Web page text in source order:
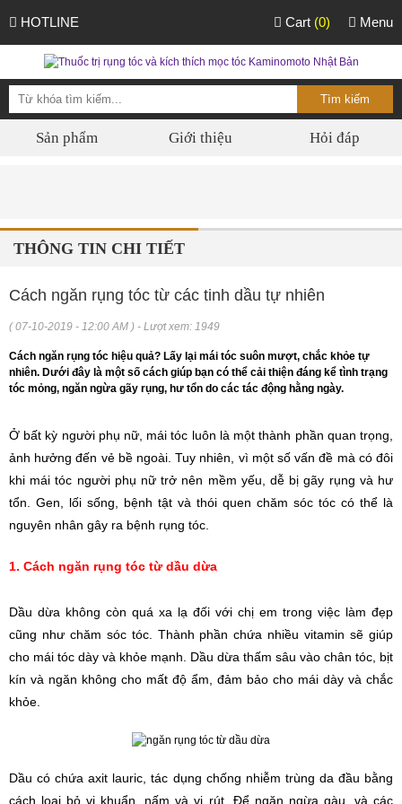
HOTLINE Menu
Cart (0)
Sản phẩm Giới thiệu Hỏi đáp
THÔNG TIN CHI TIẾT
Cách ngăn rụng tóc từ các tinh dầu tự nhiên
( 07-10-2019 - 12:00 AM ) - Lượt xem: 1949
Cách ngăn rụng tóc hiệu quả? Lấy lại mái tóc suôn mượt, chắc khỏe tự
nhiên. Dưới đây là một số cách giúp bạn có thể cải thiện đáng kể tình trạng
tóc mỏng, ngăn ngừa gãy rụng, hư tổn do các tác động hằng ngày.
Ở bất kỳ người phụ nữ, mái tóc luôn là một thành phần quan trọng,
ảnh hưởng đến vẻ bề ngoài. Tuy nhiên, vì một số vấn đề mà có đôi
khi mái tóc người phụ nữ trở nên mềm yếu, dễ bị gãy rụng và hư
tổn. Gen, lối sống, bệnh tật và thói quen chăm sóc tóc có thể là
nguyên nhân gây ra bệnh rụng tóc.
1. Cách ngăn rụng tóc từ dầu dừa
Dầu dừa không còn quá xa lạ đối với chị em trong việc làm đẹp
cũng như chăm sóc tóc. Thành phần chứa nhiều vitamin sẽ giúp
cho mái tóc dày và khỏe mạnh. Dầu dừa thấm sâu vào chân tóc, bịt
kín và ngăn không cho mất độ ẩm, đảm bảo cho mái dày và chắc
khỏe.
Dầu có chứa axit lauric, tác dụng chống nhiễm trùng da đầu bằng
cách loại bỏ vi khuẩn, nấm và vi rút. Để ngăn ngừa gàu, và các